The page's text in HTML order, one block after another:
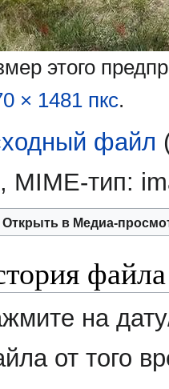
этого
× 1481 пкс.
файл
MIME-тип:
Открыть в Медиа-
файла
на
от того